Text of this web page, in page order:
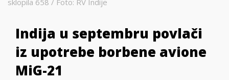
sklopila 658 / Foto: RV Indije
Indija u septembru povlači
iz upotrebe borbene avione
MiG-21